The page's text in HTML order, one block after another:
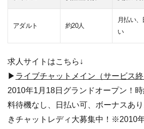
アダルト 約20人
月払い、
い
求人サイトはこちら↓
▶ ライブチャットメイン（サービス終
2010年1月18日グランドオープン！
料待機なし、日払い可、ボーナスあ
きチャットレディ大募集中！※2010